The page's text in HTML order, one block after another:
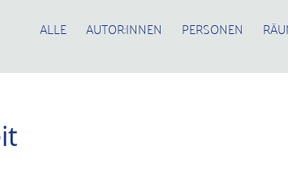
ALLE AUTOR:INNEN PERSONEN